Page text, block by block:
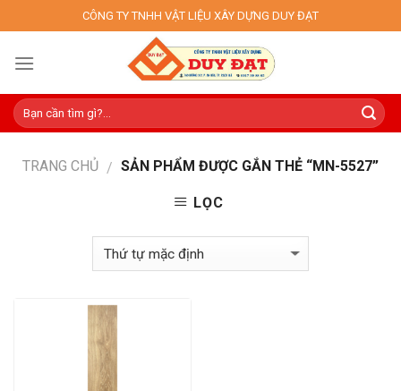
to
content
CÔNG TY TNHH VẬT LIỆU XÂY DỰNG DUY ĐẠT
TRANG CHỦ / SẢN PHẨM ĐƯỢC GẮN THẺ “MN-5527”
LỌC